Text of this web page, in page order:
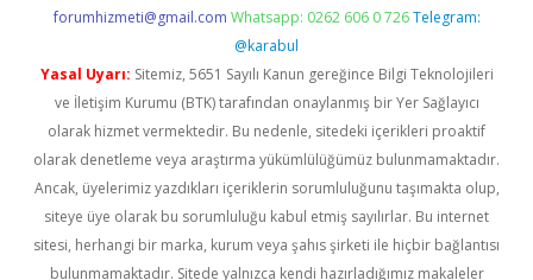
forumhizmeti@gmail.com Whatsapp: 0262 606 0 726 Telegram:
@karabul
Yasal Uyarı: Sitemiz, 5651 Sayılı Kanun gereğince Bilgi Teknolojileri
ve İletişim Kurumu (BTK) tarafından onaylanmış bir Yer Sağlayıcı
olarak hizmet vermektedir. Bu nedenle, sitedeki içerikleri proaktif
olarak denetleme veya araştırma yükümlülüğümüz bulunmamaktadır.
Ancak, üyelerimiz yazdıkları içeriklerin sorumluluğunu taşımakta olup,
siteye üye olarak bu sorumluluğu kabul etmiş sayılırlar. Bu internet
sitesi, herhangi bir marka, kurum veya şahıs şirketi ile hiçbir bağlantısı
bulunmamaktadır. Sitede yalnızca kendi hazırladığımız makaleler